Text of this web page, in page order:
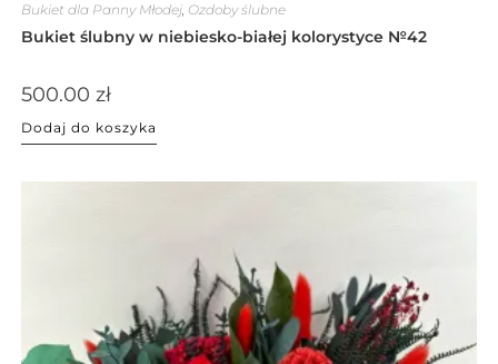
Bukiet dla Panny Młodej, Ozdoby ślubne
Bukiet ślubny w niebiesko-białej kolorystyce №42
500.00 zł
Dodaj do koszyka